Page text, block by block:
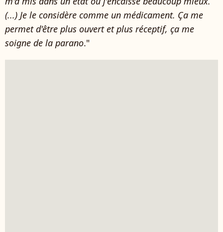
(...) Je le considère comme un médicament. Ça me
permet d'être plus ouvert et plus réceptif, ça me
soigne de la parano."